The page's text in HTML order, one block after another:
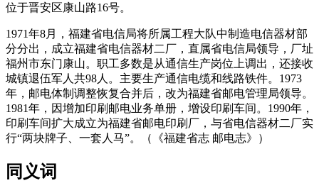
位于晋安区康山路16号。
1971年8月，福建省电信局将所属工程大队中制造电信器材部
分分出，成立福建省电信器材二厂，直属省电信局领导，厂址
福州市东门康山。职工多数是从通信生产岗位上调出，还接收
城镇退伍军人共98人。主要生产通信电缆和线路铁件。1973
年，邮电体制调整恢复合并后，改为福建省邮电管理局领导。
1981年，因增加印刷邮电业务单册，增设印刷车间。1990年，
印刷车间扩大成立为福建省邮电印刷厂，与省电信器材二厂实
行“两块牌子、一套人马”。（《福建省志 邮电志》）
同义词